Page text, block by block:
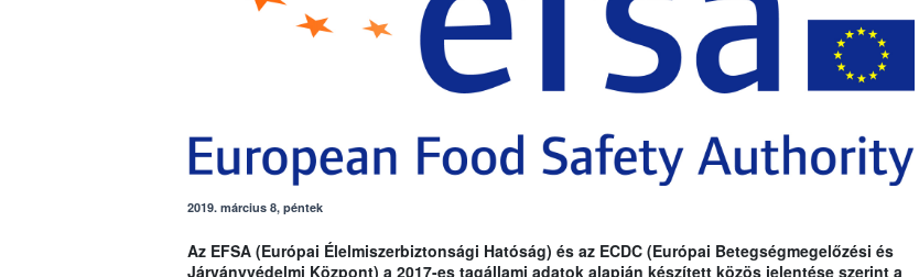
2019. március 8, péntek
Az EFSA (Európai Élelmiszerbiztonsági Hatóság) és az ECDC (Európai Betegségmegelőzési és
Járványvédelmi Központ) a 2017-es tagállami adatok alapján készített közös jelentése szerint a